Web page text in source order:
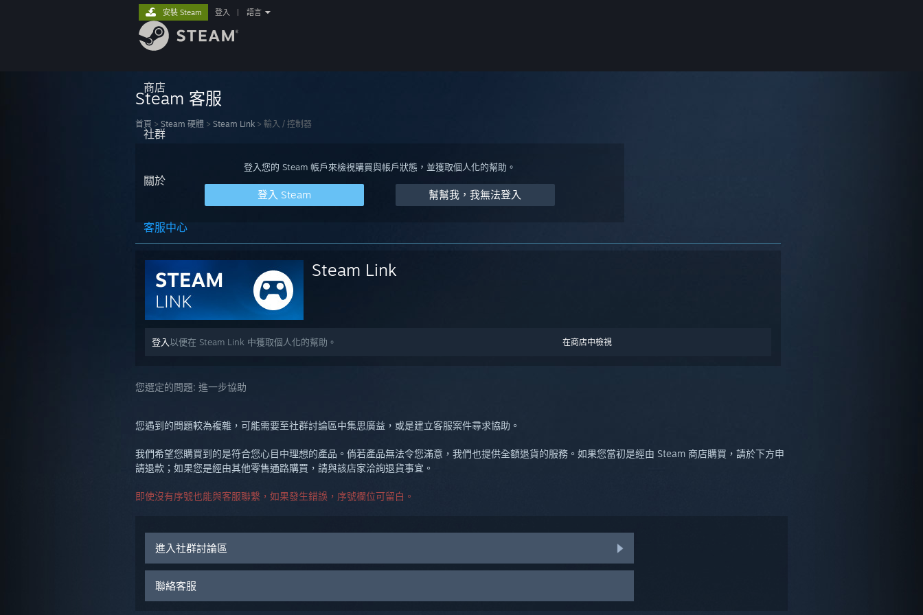
商店
社群
關於
客服中心
安裝 Steam 登入 語言
Steam 客服
首頁 > Steam 硬體 > Steam Link > 輸入 / 控制器
登入您的 Steam 帳戶來檢視購買與帳戶狀態，並獲取個人化的幫助。
登入 Steam 幫幫我，我無法登入
Steam Link
在商店中檢視
登入 以便在 Steam Link 中獲取個人化的幫助。
您選定的問題: 進一步協助
您遇到的問題較為複雜，可能需要至社群討論區中集思廣益，或是建立客服案件尋求協助。
我們希望您購買到的是符合您心目中理想的產品。倘若產品無法令您滿意，我們也提供全額退貨的服務。如果您當初是經由 Steam 商店購買，請於下方申
請退款；如果您是經由其他零售通路購買，請與該店家洽詢退貨事宜。
即使沒有序號也能與客服聯繫，如果發生錯誤，序號欄位可留白。
進入社群討論區
聯絡客服